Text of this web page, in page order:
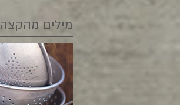
מילים מהקצה